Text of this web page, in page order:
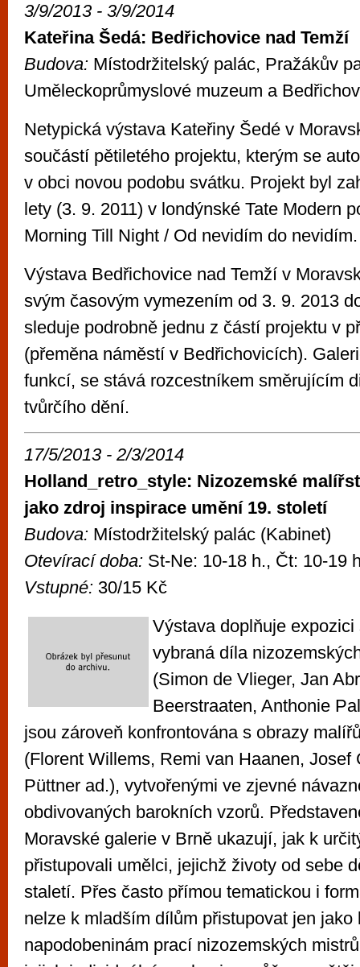
3/9/2013 - 3/9/2014
Kateřina Šedá: Bedřichovice nad Temží
Budova: Místodržitelský palác, Pražákův
Uměleckoprůmyslové muzeum a
Netypická výstava Kateřiny Šedé v
součástí pětiletého projektu, kterým se
v obci novou podobu svátku. Projekt byl
lety (3. 9. 2011) v londýnské Tate Modern
Morning Till Night / Od nevidím do nevidím.
Výstava Bedřichovice nad Temží v
svým časovým vymezením od 3. 9. 2013
sleduje podrobně jednu z částí projektu v
(přeměna náměstí v Bedřichovicích).
funkcí, se stává rozcestníkem směrujícím
tvůrčího dění.
17/5/2013 - 2/3/2014
Holland_retro_style: Nizozemské
jako zdroj inspirace umění 19. století
Budova: Místodržitelský palác (Kabinet)
Otevírací doba: St-Ne: 10-18 h., Čt: 10-19
Vstupné: 30/15 Kč
Výstava doplňuje
vybraná díla
(Simon de Vlieger, Jan
Beerstraaten, Anthonie
jsou zároveň konfrontována s obrazy
(Florent Willems, Remi van Haanen, Josef
Püttner ad.), vytvořenými ve zjevné
obdivovaných barokních vzorů.
Moravské galerie v Brně ukazují, jak k
přistupovali umělci, jejichž životy od sebe
staletí. Přes často přímou tematickou i
nelze k mladším dílům přistupovat jen jako
napodobeninám prací nizozemských